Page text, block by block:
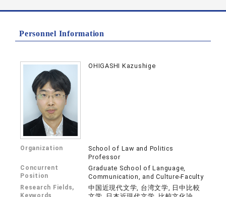
Personnel Information
OHIGASHI Kazushige
Organization
School of Law and Politics
Professor
Concurrent
Position
Graduate School of Language,
Communication, and Culture-Faculty
Research Fields,
中国近現代文学, 台湾文学, 日中比較